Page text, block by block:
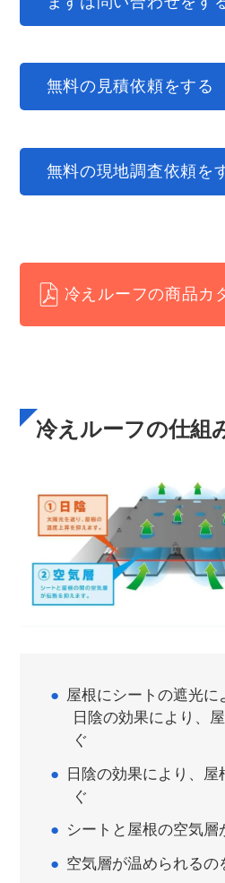
無料の見積依頼をする
無料の現地調査依頼を
冷えルーフの商品カ
冷えルーフの仕組
屋根にシートの遮光に
日陰の効果により、
ぐ
日陰の効果により、
ぐ
シートと屋根の空気層
空気層が温められるの